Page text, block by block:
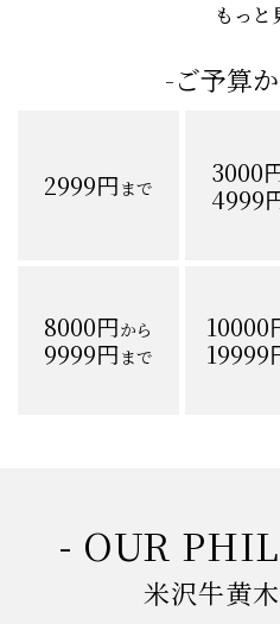
もっと
-ご予算
2999円まで 3000
4999
8000円から
9999円まで
10000
19999
- OUR
米沢牛黄